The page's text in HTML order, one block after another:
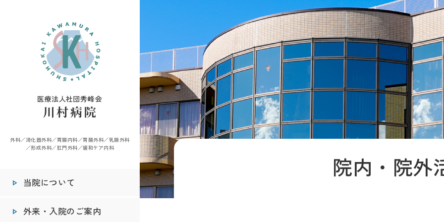
外科／消化器外科／胃腸内科／胃腸外科／乳腺外科
／形成外科／肛門外科／緩和ケア内科
当院について
外来・入院のご案内
院内・院外